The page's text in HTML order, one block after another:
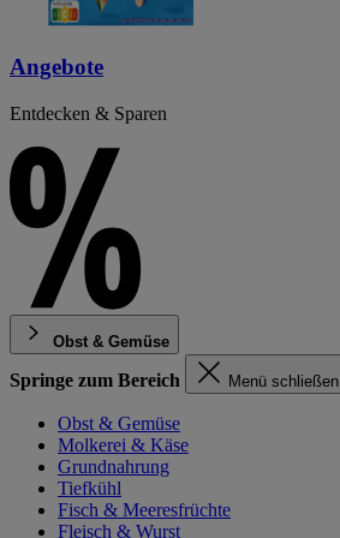
Angebote
Entdecken & Sparen
Obst & Gemüse
Springe zum Bereich Menü schließen
Obst & Gemüse
Molkerei & Käse
Grundnahrung
Tiefkühl
Fisch & Meeresfrüchte
Fleisch & Wurst